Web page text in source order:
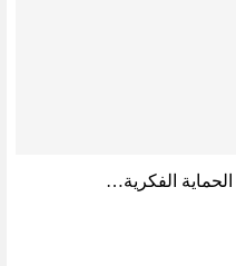
الفكرية…